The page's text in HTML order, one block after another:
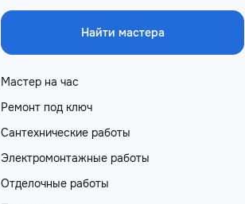
Найти мастера
Мастер на час
Ремонт под ключ
Сантехнические работы
Электромонтажные работы
Отделочные работы